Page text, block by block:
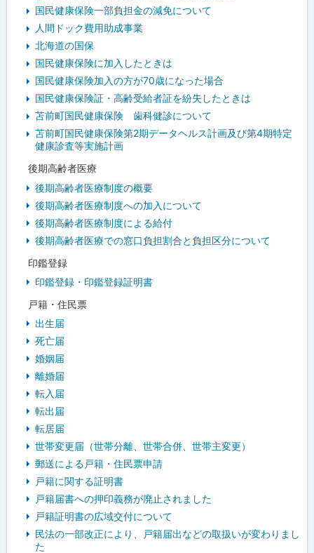
国民健康保険一部負担金の減免について
人間ドック費用助成事業
北海道の国保
国民健康保険に加入したときは
国民健康保険加入の方が70歳になった場合
国民健康保険証・高齢受給者証を紛失したときは
苫前町国民健康保険 歯科健診について
苫前町国民健康保険第2期データヘルス計画及び第4期特定
健康診査等実施計画
後期高齢者医療
後期高齢者医療制度の概要
後期高齢者医療制度への加入について
後期高齢者医療制度による給付
後期高齢者医療での窓口負担割合と負担区分について
印鑑登録
印鑑登録・印鑑登録証明書
戸籍・住民票
出生届
死亡届
婚姻届
離婚届
転入届
転出届
転居届
世帯変更届（世帯分離、世帯合併、世帯主変更）
郵送による戸籍・住民票申請
戸籍に関する証明書
戸籍届書への押印義務が廃止されました
戸籍証明書の広域交付について
民法の一部改正により、戸籍届出などの取扱いが変わりまし
た